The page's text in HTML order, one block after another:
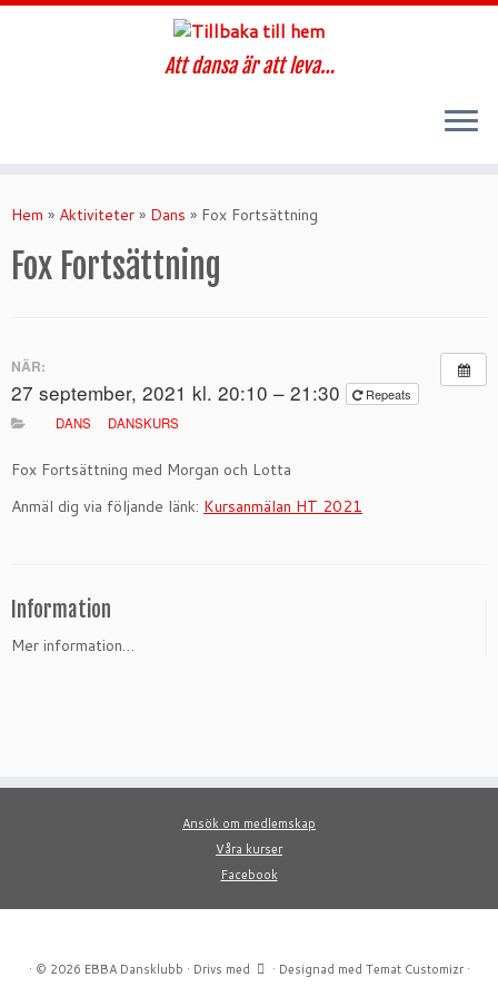
till
Att dansa är att leva…
Hem » Aktiviteter » Dans » Fox Fortsättning
Fox Fortsättning
NÄR:
27 september, 2021 kl. 20:10 – 21:30
Repeats
DANS
DANSKURS
Fox Fortsättning med Morgan och Lotta
Anmäl dig via följande länk: Kursanmälan HT 2021
Information
Mer information…
Ansök om medlemskap
Våra kurser
Facebook
· © 2026 EBBA Dansklubb · Drivs med · Designad med Temat Customizr·